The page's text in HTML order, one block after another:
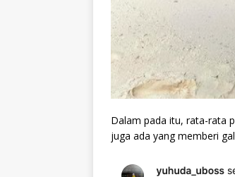
Dalam pada itu, rata-rata
juga ada yang memberi